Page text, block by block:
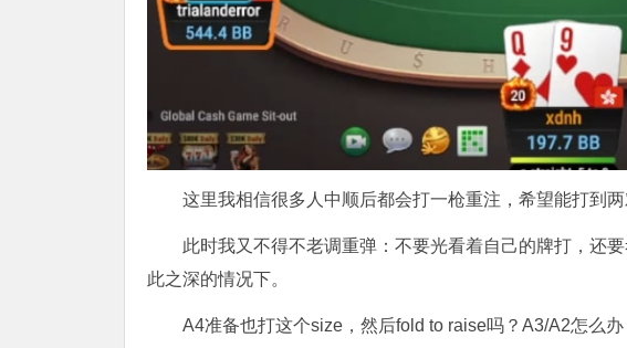
这里我相信很多人中顺后都会打一枪重注，希望能打到两
此时我又不得不老调重弹：不要光看着自己的牌打，还
此之深的情况下。
A4准备也打这个size，然后fold to raise吗？A3/A2怎么